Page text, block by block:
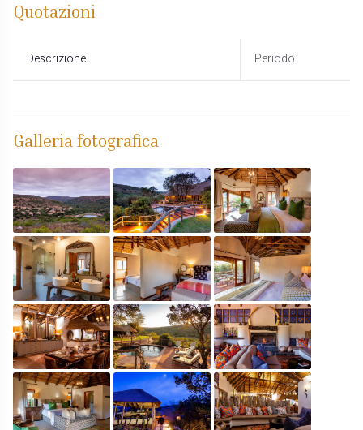
Quotazioni
Descrizione Periodo
Galleria fotografica